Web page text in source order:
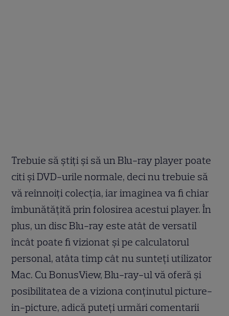
Trebuie să ştiţi şi să un Blu-ray player poate
citi şi DVD-urile normale, deci nu trebuie să
vă reînnoiţi colecţia, iar imaginea va fi chiar
îmbunătăţită prin folosirea acestui player. În
plus, un disc Blu-ray este atât de versatil
încât poate fi vizionat şi pe calculatorul
personal, atâta timp cât nu sunteţi utilizator
Mac. Cu BonusView, Blu-ray-ul vă oferă şi
posibilitatea de a viziona conţinutul picture-
in-picture, adică puteţi urmări comentarii